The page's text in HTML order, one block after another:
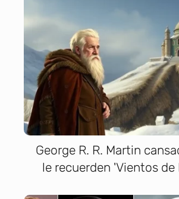
George R. R. Martin
le recuerden 'Vientos de